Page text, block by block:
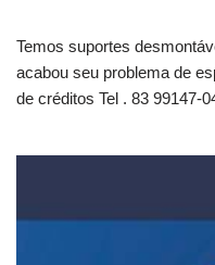
Temos suportes
acabou seu problema de
de créditos Tel . 83 99147-